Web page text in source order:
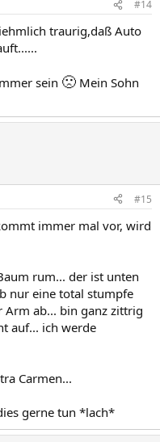
#14
traurig,daß Auto
sein 🙁 Mein Sohn
#15
immer mal vor, wird
rum... der ist unten
nur eine total stumpfe
Arm ab... bin ganz zittrig
auf... ich werde
Carmen...
gerne tun *lach*